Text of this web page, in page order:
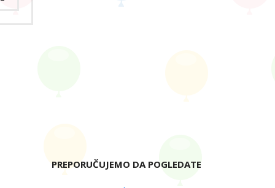
PREPORUČUJEMO DA POGLEDATE